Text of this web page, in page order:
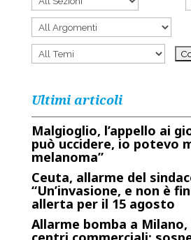
Ultimi articoli
Malgioglio, l’appello ai
può uccidere, io potevo
melanoma”
Ceuta, allarme del
“Un’invasione, e non è
allerta per il 15 agosto
Allarme bomba a